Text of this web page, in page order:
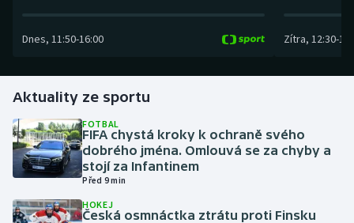
Golf
Gymnastika
Házená
Jezdectví
Dnes, 11:50-16:00 Zítra, 12:30-
Aktuality ze sportu
FOTBAL
FIFA chystá kroky k ochraně svého
dobrého jména. Omlouvá se za chyby a
stojí za Infantinem
Před 9 min
HOKEJ
Česká osmnáctka ztrátu proti Finsku